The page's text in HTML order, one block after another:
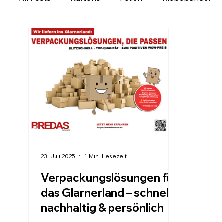
Ladungssicherung Personalisierbare Produkte
Verpackung regional entdecken
Verpackungslösungen für
das Glarnerland – schnell,
nachhaltig & persönlich
23. Juli 2025 1 Min. Lesezeit